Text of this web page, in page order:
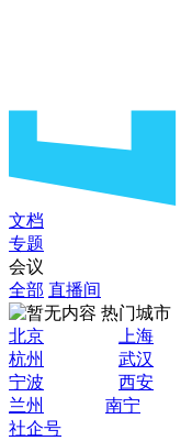
文档
专题
会议
全部 直播间
热门城市
北京
上海
杭州
武汉
宁波
西安
兰州
南宁
社企号